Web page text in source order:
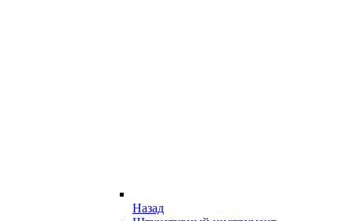
Назад